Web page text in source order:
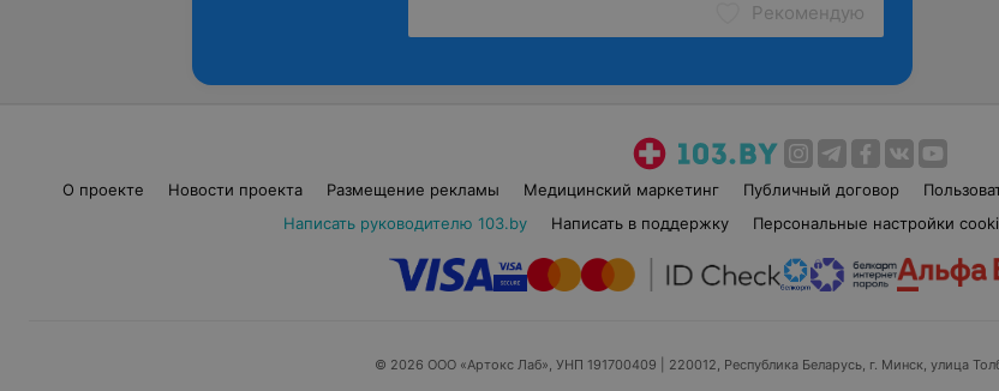
Рекомендую
О проекте Новости проекта Размещение рекламы Медицинский маркетинг Публичный договор
Написать руководителю 103.by
Написать в поддержку Персональные настройки
© 2026 ООО «Артокс Лаб», УНП 191700409 | 220012, Республика Беларусь, г. Минск, улица